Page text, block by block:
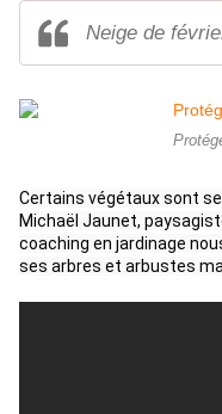
Neige de
Certains végétaux sont
Michaël Jaunet,
coaching en jardinage
ses arbres et arbustes